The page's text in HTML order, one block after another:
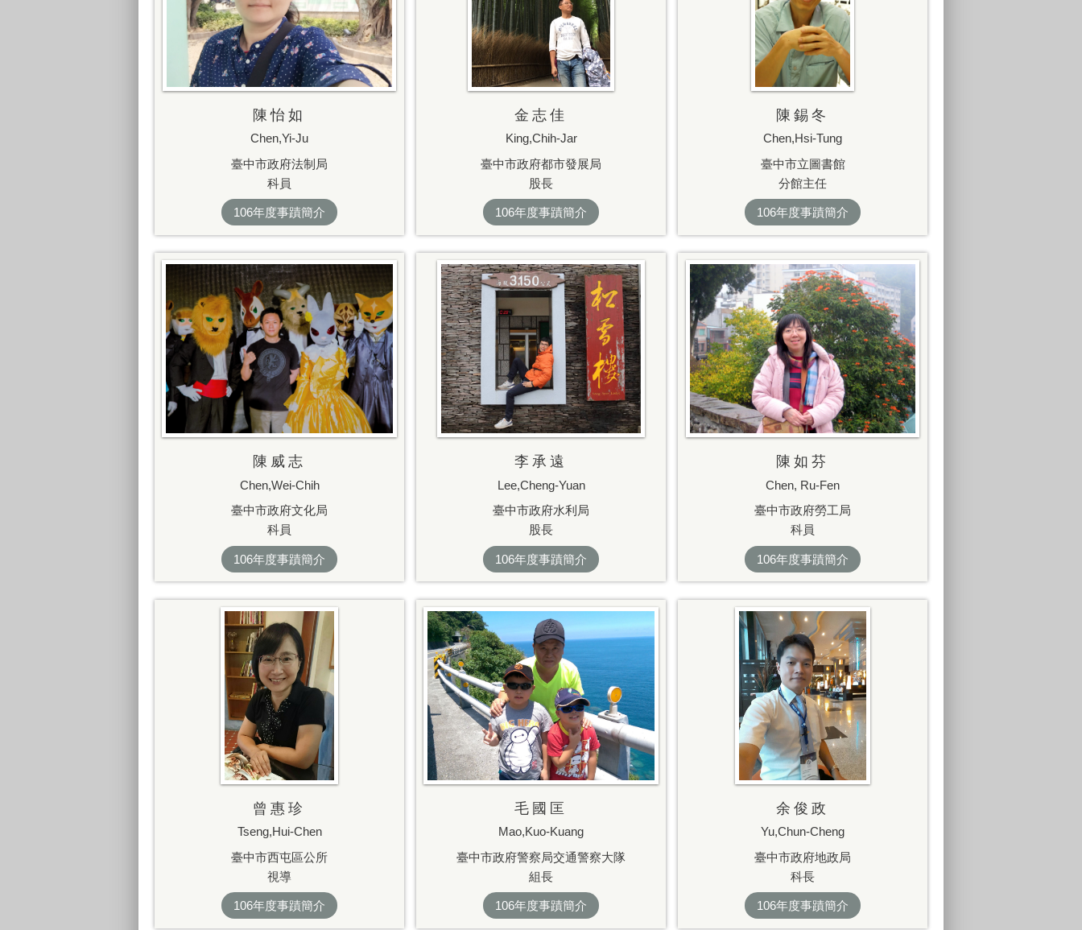
陳怡如
Chen,Yi-Ju
臺中市政府法制局
科員
106年度事蹟簡介
金志佳
King,Chih-Jar
臺中市政府都市發展局
股長
106年度事蹟簡介
陳錫冬
Chen,Hsi-Tung
臺中市立圖書館
分館主任
106年度事蹟簡介
陳威志
Chen,Wei-Chih
臺中市政府文化局
科員
106年度事蹟簡介
李承遠
Lee,Cheng-Yuan
臺中市政府水利局
股長
106年度事蹟簡介
陳如芬
Chen, Ru-Fen
臺中市政府勞工局
科員
106年度事蹟簡介
曾惠珍
Tseng,Hui-Chen
臺中市西屯區公所
視導
106年度事蹟簡介
毛國匡
Mao,Kuo-Kuang
臺中市政府警察局交通警察大隊
組長
106年度事蹟簡介
余俊政
Yu,Chun-Cheng
臺中市政府地政局
科長
106年度事蹟簡介